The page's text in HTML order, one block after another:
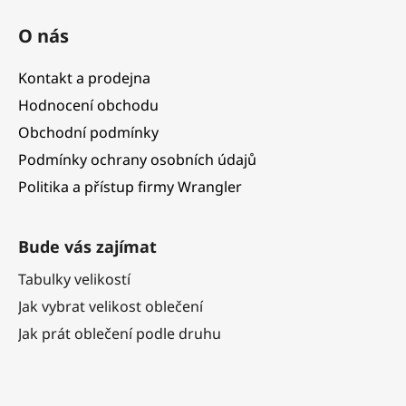
O nás
Kontakt a prodejna
Hodnocení obchodu
Obchodní podmínky
Podmínky ochrany osobních údajů
Politika a přístup firmy Wrangler
Bude vás zajímat
Tabulky velikostí
Jak vybrat velikost oblečení
Jak prát oblečení podle druhu